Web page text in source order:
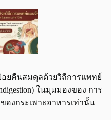
อยคืนสมดุลด้วยวิถีการแพทย์
ในมุมมองของ การ
องกระเพาะอาหารเท่านั้น